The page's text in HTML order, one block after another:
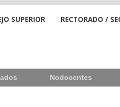
SUPERIOR RECTORADO /
Nodocentes